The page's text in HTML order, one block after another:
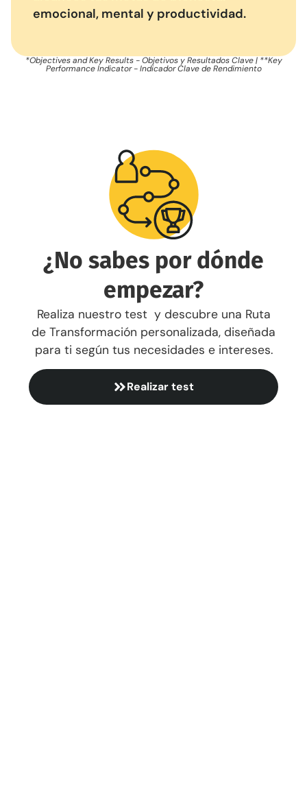
emocional, mental y productividad.
*Objectives and Key Results - Objetivos y Resultados Clave | **Key
Performance Indicator - Indicador Clave de Rendimiento
¿No sabes por dónde
empezar?
Realiza nuestro test y descubre una Ruta
de Transformación personalizada, diseñada
para ti según tus necesidades e intereses.
Realizar test